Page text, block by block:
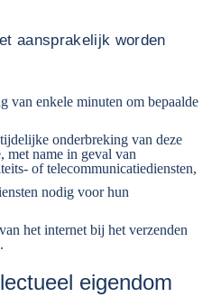
aansprakelijk worden
van enkele minuten om bepaalde
onderbreking van deze
met name in geval van
of telecommunicatiediensten,
nodig voor hun
het internet bij het verzenden
eigendom